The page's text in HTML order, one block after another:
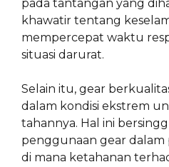
pada tantangan yang
khawatir tentang
mempercepat waktu
situasi darurat.
Selain itu, gear
dalam kondisi ekstrem
tahannya. Hal ini
penggunaan gear dalam
di mana ketahanan